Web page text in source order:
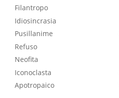
Filantropo
Idiosincrasia
Pusillanime
Refuso
Neofita
Iconoclasta
Apotropaico